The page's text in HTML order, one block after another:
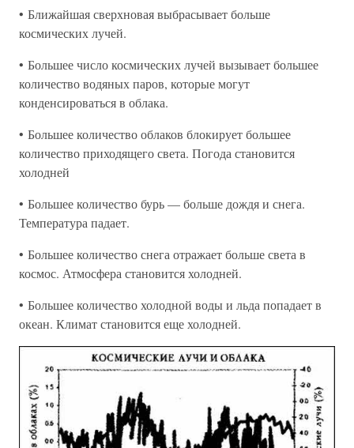
• Ближайшая сверхновая выбрасывает больше
космических лучей.
• Большее число космических лучей вызывает большее
количество водяных паров, которые могут
конденсироваться в облака.
• Большее количество облаков блокирует большее
количество приходящего света. Погода становится
холодней
• Большее количество бурь — больше дождя и снега.
Температура падает.
• Большее количество снега отражает больше света в
космос. Атмосфера становится холодней.
• Большее количество холодной воды и льда попадает в
океан. Климат становится еще холодней.